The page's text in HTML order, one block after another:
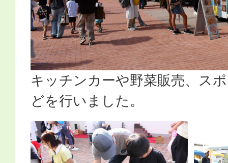
キッチンカーや野菜販売、ス
どを行いました。